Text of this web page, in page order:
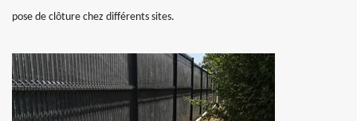
pose de clôture chez différents sites.